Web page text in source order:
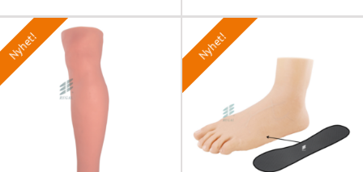
Nyhet! Nyhet!